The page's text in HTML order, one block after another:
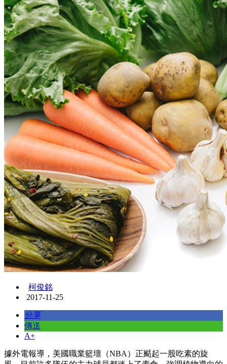
柯俊銘
2017-11-25
分享
傳送
A+
據外電報導，美國職業籃壇（NBA）正颳起一股吃素的旋